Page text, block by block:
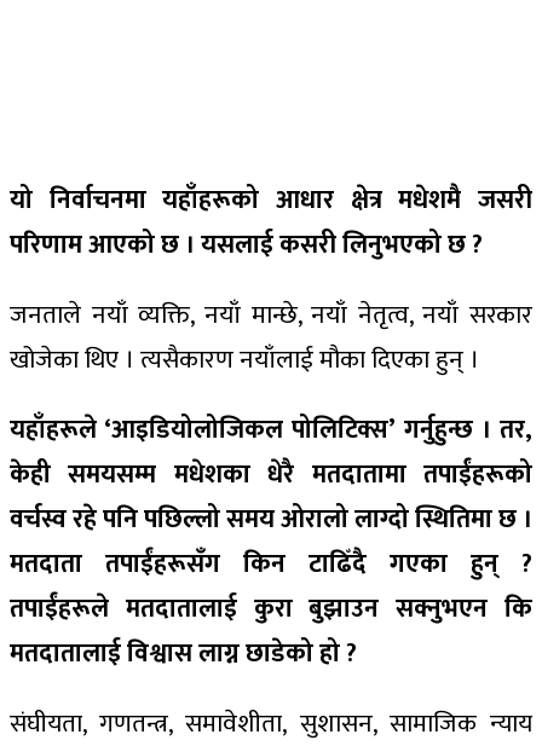
यो निर्वाचनमा यहाँहरूको आधार क्षेत्र मधेशमै जसरी
परिणाम आएको छ । यसलाई कसरी लिनुभएको छ ?
जनताले नयाँ व्यक्ति, नयाँ मान्छे, नयाँ नेतृत्व, नयाँ सरकार
खोजेका थिए । त्यसैकारण नयाँलाई मौका दिएका हुन् ।
यहाँहरूले ‘आइडियोलोजिकल पोलिटिक्स’ गर्नुहुन्छ । तर,
केही समयसम्म मधेशका धेरै मतदातामा तपाईंहरूको
वर्चस्व रहे पनि पछिल्लो समय ओरालो लाग्दो स्थितिमा छ ।
मतदाता तपाईंहरूसँग किन टाढिँदै गएका हुन् ?
तपाईंहरूले मतदातालाई कुरा बुझाउन सक्नुभएन कि
मतदातालाई विश्वास लाग्न छाडेको हो ?
संघीयता, गणतन्त्र, समावेशीता, सुशासन, सामाजिक न्याय